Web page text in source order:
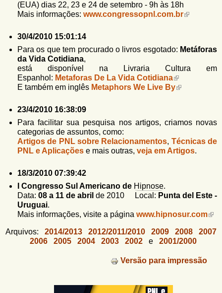
(EUA) dias 22, 23 e 24 de setembro - 9h às 18h
Mais informações: www.congressopnl.com.br
30/4/2010 15:01:14
Para os que tem procurado o livros esgotado: Metáforas
da Vida Cotidiana,
está disponível na Livraria Cultura em
Espanhol: Metaforas De La Vida Cotidiana
E também em inglês Metaphors We Live By
23/4/2010 16:38:09
Para facilitar sua pesquisa nos artigos, criamos novas
categorias de assuntos, como:
Artigos de PNL sobre Relacionamentos, Técnicas de
PNL e Aplicações e mais outras, veja em Artigos.
18/3/2010 07:39:42
I Congresso Sul Americano de Hipnose.
Data:08 a 11 de abril de 2010 Local: Punta del Este -
Uruguai.
Mais informações, visite a página www.hipnosur.com
Arquivos: 2014/2013 2012/2011/2010 2009 2008
2007
2006
2005 2004 2003 2002e 2001/2000
Versão para impressão